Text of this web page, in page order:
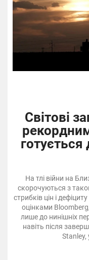
Світові
готується
На тлі війни на
скорочуються з
стрибків цін і
оцінками
лише до нинішніх
навіть після
Stanley,